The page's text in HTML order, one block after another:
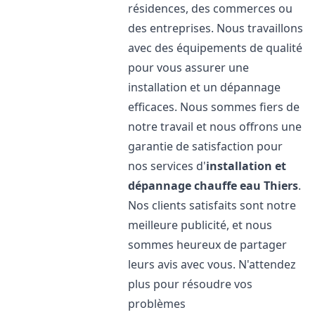
résidences, des commerces ou
des entreprises. Nous travaillons
avec des équipements de qualité
pour vous assurer une
installation et un dépannage
efficaces. Nous sommes fiers de
notre travail et nous offrons une
garantie de satisfaction pour
nos services d'installation et
dépannage chauffe eau Thiers.
Nos clients satisfaits sont notre
meilleure publicité, et nous
sommes heureux de partager
leurs avis avec vous. N'attendez
plus pour résoudre vos
problèmes